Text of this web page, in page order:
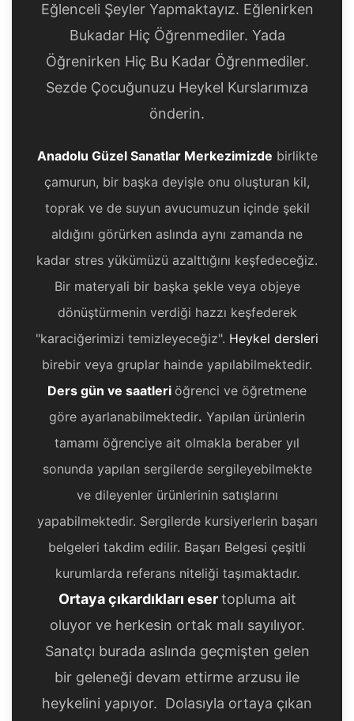
Eğlenceli Şeyler Yapmaktayız. Eğlenirken
Bukadar Hiç Öğrenmediler. Yada
Öğrenirken Hiç Bu Kadar Öğrenmediler.
Sezde Çocuğunuzu Heykel Kurslarımıza
önderin.
Anadolu Güzel Sanatlar Merkezimizde birlikte
çamurun, bir başka deyişle onu oluşturan kil,
toprak ve de suyun avucumuzun içinde şekil
aldığını görürken aslında aynı zamanda ne
kadar stres yükümüzü azalttığını keşfedeceğiz.
Bir materyali bir başka şekle veya objeye
dönüştürmenin verdiği hazzı keşfederek
"karaciğerimizi temizleyeceğiz". Heykel dersleri
birebir veya gruplar hainde yapılabilmektedir.
Ders gün ve saatleri öğrenci ve öğretmene
göre ayarlanabilmektedir. Yapılan ürünlerin
tamamı öğrenciye ait olmakla beraber yıl
sonunda yapılan sergilerde sergileyebilmekte
ve dileyenler ürünlerinin satışlarını
yapabilmektedir. Sergilerde kursiyerlerin başarı
belgeleri takdim edilir. Başarı Belgesi çeşitli
kurumlarda referans niteliği taşımaktadır.
Ortaya çıkardıkları eser topluma ait
oluyor ve herkesin ortak malı sayılıyor.
Sanatçı burada aslında geçmişten gelen
bir geleneği devam ettirme arzusu ile
heykelini yapıyor. Dolasıyla ortaya çıkan